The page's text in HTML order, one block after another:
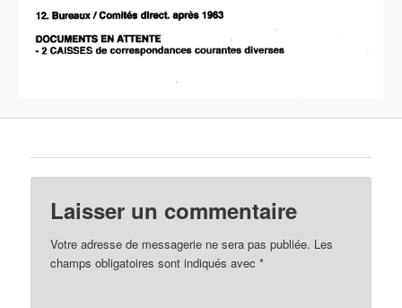
Laisser un commentaire
Votre adresse de messagerie ne sera pas publiée. Les
champs obligatoires sont indiqués avec*